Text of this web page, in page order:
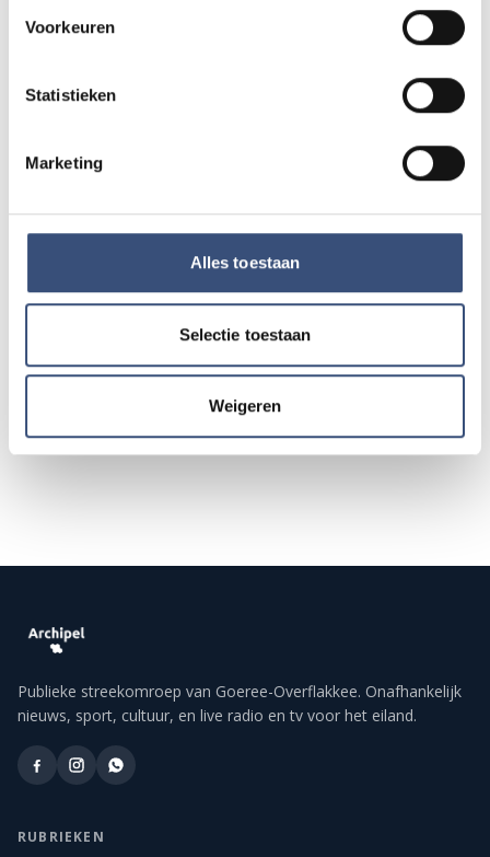
Voorkeuren
Statistieken
Marketing
Alles toestaan
Selectie toestaan
Weigeren
12 📍
13
13
AUG.
Concert met Oekraïense musici in
📍Ouddorp🕐19:30
Publieke streekomroep van Goeree-Overflakkee. Onafhankelijk
nieuws, sport, cultuur, en live radio en tv voor het eiland.
RUBRIEKEN